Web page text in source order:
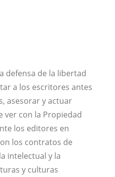
defensa de la libertad
a los escritores antes
asesorar y actuar
ver con la Propiedad
los editores en
los contratos de
intelectual y la
y culturas